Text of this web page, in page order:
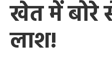
खेत में बोरे
लाश!